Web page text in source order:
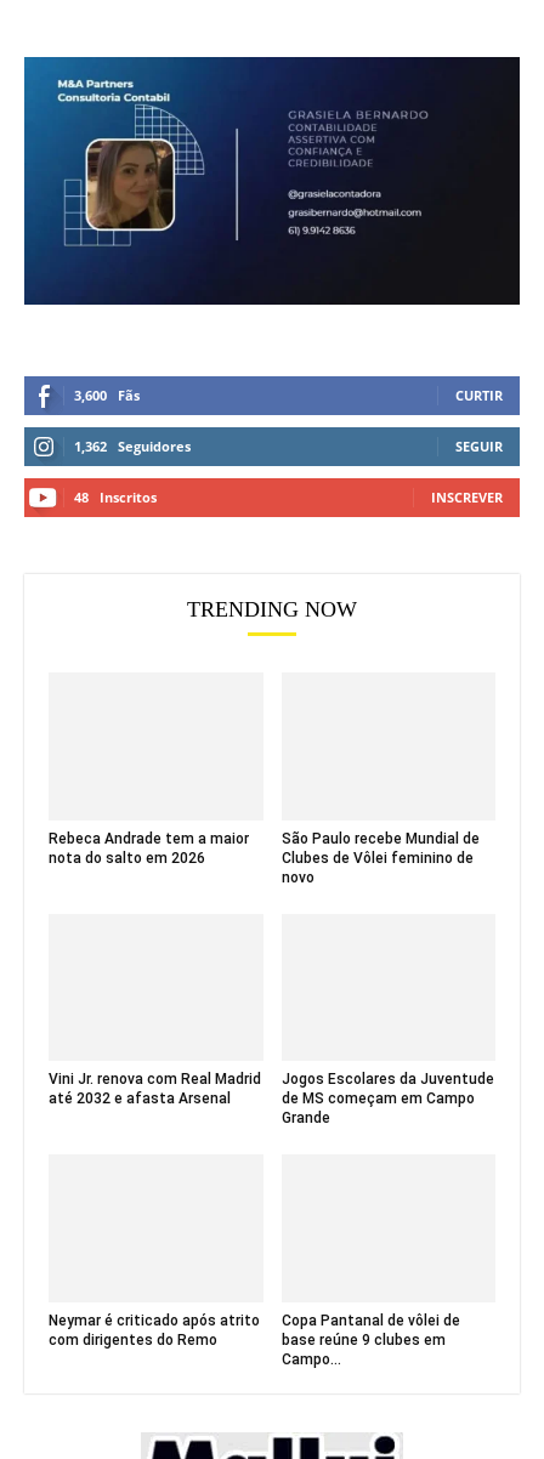
3,600 Fãs CURTIR
1,362 Seguidores SEGUIR
48 Inscritos INSCREVER
TRENDING NOW
Rebeca Andrade tem a maior
nota do salto em 2026
São Paulo recebe Mundial de
Clubes de Vôlei feminino de
novo
Vini Jr. renova com Real Madrid
até 2032 e afasta Arsenal
Jogos Escolares da Juventude
de MS começam em Campo
Grande
Neymar é criticado após atrito
com dirigentes do Remo
Copa Pantanal de vôlei de
base reúne 9 clubes em
Campo...